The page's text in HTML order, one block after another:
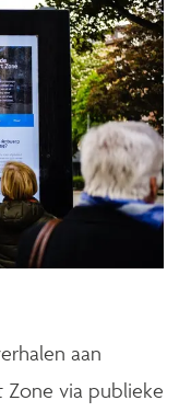
aan
Zone via publieke